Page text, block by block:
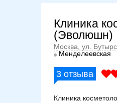
Клиника
(Эволюшн)
Москва, ул.
Менделеевская
3 отзыва
Клиника